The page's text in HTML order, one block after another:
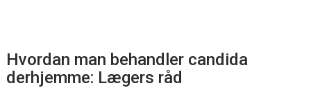
Hvordan man behandler candida
derhjemme: Lægers råd